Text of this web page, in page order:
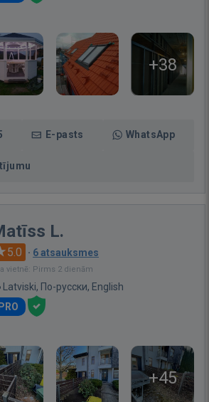
+38
E-pasts WhatsApp
L.
5.0 · 6 atsauksmes
vietnē: Pirms 2 dienām
Latviski, По-русски, English
PRO
+45